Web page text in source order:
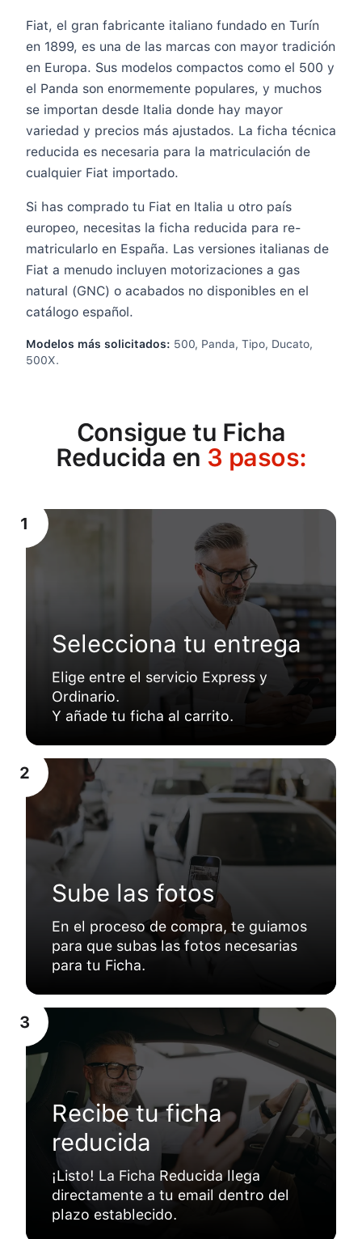
Fiat, el gran fabricante italiano fundado en Turín
en 1899, es una de las marcas con mayor tradición
en Europa. Sus modelos compactos como el 500 y
el Panda son enormemente populares, y muchos
se importan desde Italia donde hay mayor
variedad y precios más ajustados. La ficha técnica
reducida es necesaria para la matriculación de
cualquier Fiat importado.
Si has comprado tu Fiat en Italia u otro país
europeo, necesitas la ficha reducida para re-
matricularlo en España. Las versiones italianas de
Fiat a menudo incluyen motorizaciones a gas
natural (GNC) o acabados no disponibles en el
catálogo español.
Modelos más solicitados: 500, Panda, Tipo, Ducato,
500X.
Consigue tu Ficha
Reducida en 3 pasos:
1
Selecciona tu entrega
Elige entre el servicio Express y
Ordinario.
Y añade tu ficha al carrito.
2
Sube las fotos
En el proceso de compra, te guiamos
para que subas las fotos necesarias
para tu Ficha.
3
Recibe tu ficha
reducida
¡Listo! La Ficha Reducida llega
directamente a tu email dentro del
plazo establecido.